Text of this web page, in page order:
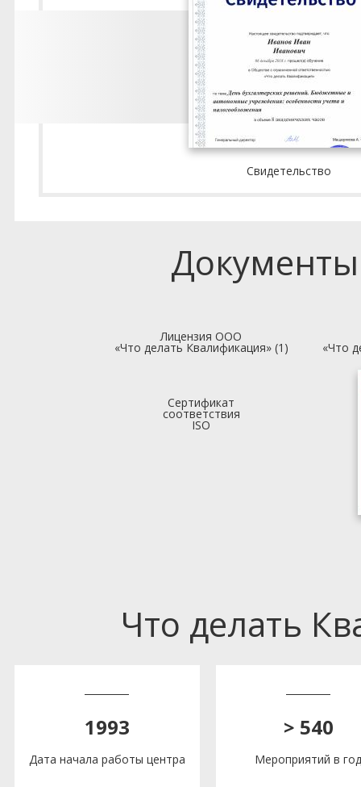
Свидетельство
Лицензия ООО
«Что делать Квалификация» (1) «Что
Сертификат
соответствия
ISO
Что делать
1993
Дата начала работы центра
> 540
Мероприятий в год